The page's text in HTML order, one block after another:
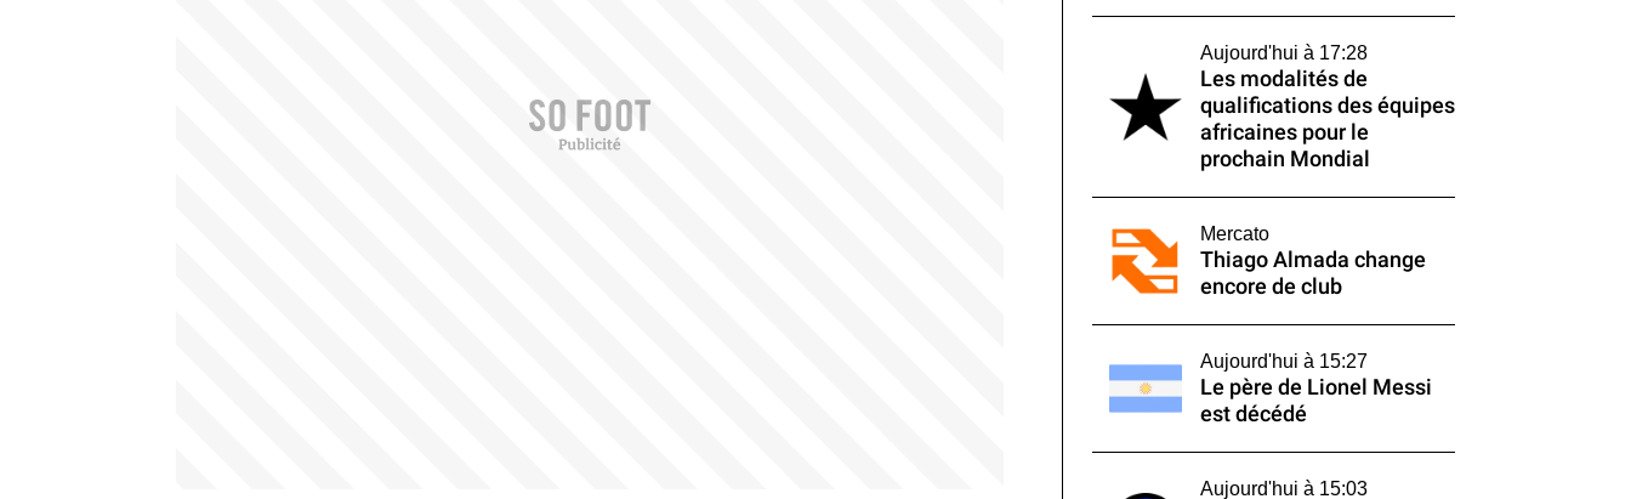
Aujourd'hui à 17:28
Les modalités de
qualifications des équipes
africaines pour le
prochain Mondial
Mercato
Thiago Almada change
encore de club
Aujourd'hui à 15:27
Le père de Lionel Messi
est décédé
Aujourd'hui à 15:03